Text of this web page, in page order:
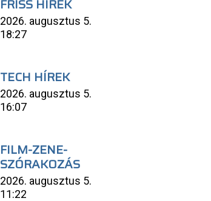
FRISS HÍREK
2026. augusztus 5.
18:27
TECH HÍREK
2026. augusztus 5.
16:07
FILM-ZENE-
SZÓRAKOZÁS
2026. augusztus 5.
11:22